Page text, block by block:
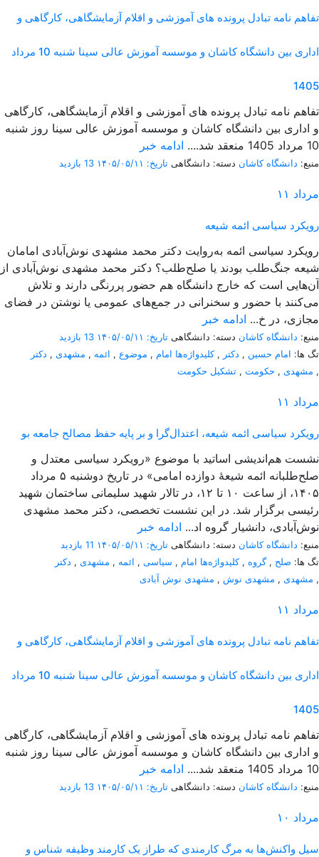
تفاهم نامه تبادل پرونده‌ های آموزشی و اقلام آزمایشگاهی، کارگاهی و
اداری بین دانشگاه کاشان و موسسه آموزش عالی سینا شنبه 10 مرداد
1405
تفاهم نامه تبادل پرونده‌ های آموزشی و اقلام آزمایشگاهی، کارگاهی
و اداری بین دانشگاه کاشان و موسسه آموزش عالی سینا روز شنبه
10 مرداد 1405 منعقد شد....
ادامه خبر
منبع: دانشگاه کاشان دسته: دانشگاهی تاریخ: ۱۴۰۵/۰۵/۱۱ 13 بازدید
۱۱ مرداد
رویکرد سیاسی ائمه شیعه
شیعه جنگ‌طلب بودند یا صلح‌طلب؟ دکتر محمد مشهدی نوش‌آبادی از
آن‌هایی است که خارج دانشگاه هم حضور پررنگی دارند و تلاش
می‌کنند با حضور و سخنرانی در جمع‌های عمومی یا نوشتن در فضای
مجازی، در خ... ادامه خبر
منبع: دانشگاه کاشان دسته: دانشگاهی تاریخ: ۱۴۰۵/۰۵/۱۱
13 بازدید
تگ ها: امام حسین , دکتر ,کلیدواژه‌ها امام , موضوع , ائمه , مشهدی , دکتر
مشهدی , حکومت , تشکیل حکومت ,
۱۱ مرداد
رویکرد سیاسی ائمه شیعه، اعتدال‌گرا و بر پایه حفظ مصالح جامعه بو
نشست هم‌اندیشی اساتید با موضوع «رویکرد سیاسی معتدل و
صلح‌طلبانه ائمه شیعۀ دوازده امامی» در تاریخ دوشنبه ۵ مرداد
۱۴۰۵، از ساعت ۱۰ تا ۱۲، در تالار شهید سلیمانی ساختمان شهید
رئیسی برگزار شد. در این نشست تخصصی، دکتر محمد مشهدی
نوش‌آبادی، دانشیار گروه اد... ادامه خبر
منبع: دانشگاه کاشان دسته: دانشگاهی تاریخ: ۱۴۰۵/۰۵/۱۱
11 بازدید
تگ ها: صلح ,گروه ,کلیدواژه‌ها امام , سیاسی , ائمه , مشهدی , دکتر
مشهدی , مشهدی نوش , مشهدی نوش آبادی ,
۱۱ مرداد
تفاهم نامه تبادل پرونده‌ های آموزشی و اقلام آزمایشگاهی، کارگاهی و
اداری بین دانشگاه کاشان و موسسه آموزش عالی سینا شنبه 10 مرداد
1405
تفاهم نامه تبادل پرونده‌ های آموزشی و اقلام آزمایشگاهی، کارگاهی
و اداری بین دانشگاه کاشان و موسسه آموزش عالی سینا روز شنبه
10 مرداد 1405 منعقد شد....
ادامه خبر
منبع: دانشگاه کاشان دسته: دانشگاهی تاریخ: ۱۴۰۵/۰۵/۱۱ 13 بازدید
۱۰ مرداد
سیل واکنش‌ها به مرگ کارمندی که طراز یک کارمند وظیفه شناس و